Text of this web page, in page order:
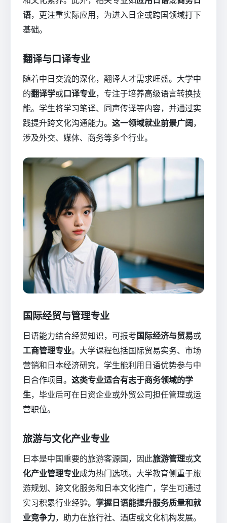
语，更注重实际应用，为进入日企或跨国领域打下
基础。
翻译与口译专业
随着中日交流的深化，翻译人才需求旺盛。大学中
的翻译学或口译专业，专注于培养高级语言转换技
能。学生将学习笔译、同声传译等内容，并通过实
践提升跨文化沟通能力。 这一领域就业前景广阔，
涉及外交、媒体、商务等多个行业。
国际经贸与管理专业
日语能力结合经贸知识，可报考国际经济与贸易或
工商管理专业。大学课程包括国际贸易实务、市场
营销和日本经济研究，学生能利用日语优势参与中
日合作项目。 这类专业适合有志于商务领域的学
生，毕业后可在日资企业或外贸公司担任管理或运
营职位。
旅游与文化产业专业
日本是中国重要的旅游客源国，因此旅游管理或文
化产业管理专业成为热门选项。大学教育侧重于旅
游规划、跨文化服务和日本文化推广，学生可通过
实习积累行业经验。 掌握日语能提升服务质量和就
业竞争力，助力在旅行社、酒店或文化机构发展。